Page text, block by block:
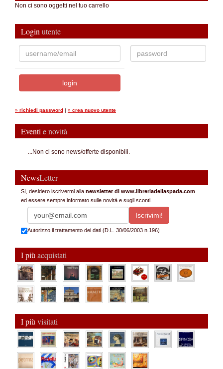
Non ci sono oggetti nel tuo carrello
Loginutente
» richiedi password | » crea nuovo utente
Eventie novità
...Non ci sono news/offerte disponibili.
NewsLetter
Sì, desidero iscrivermi alla newsletter di www.libreriadellaspada.com
ed essere sempre informato sulle novità e sugli sconti.
Autorizzo il trattamento dei dati (D.L. 30/06/2003 n.196)
I piùacquistati
I piùvisitati